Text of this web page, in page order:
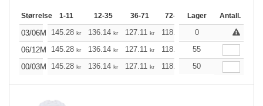
Størrelse 1-11 12-35 36-71 72-143 144-287
Lager Antall.
03/06M 145.28 kr 136.14 kr 127.11 kr 118.08 108.94 104.36
0
06/12M
145.28 kr 136.14 kr 127.11 kr 118.08 108.94
55
00/03M
145.28 kr 136.14 kr 127.11 kr 118.08 108.94
50